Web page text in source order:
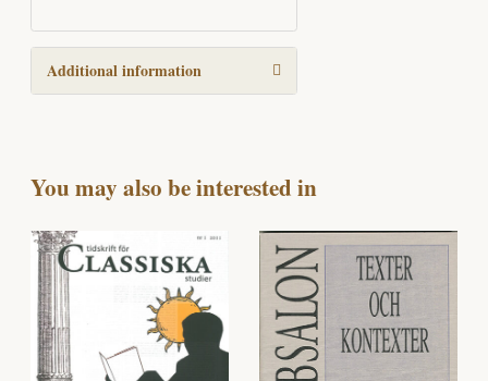
Additional information
You may also be interested in